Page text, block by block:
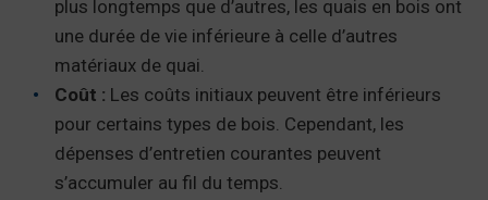
plus longtemps que d’autres, les quais en bois ont
une durée de vie inférieure à celle d’autres
matériaux de quai.
Coût : Les coûts initiaux peuvent être inférieurs
pour certains types de bois. Cependant, les
dépenses d’entretien courantes peuvent
s’accumuler au fil du temps.